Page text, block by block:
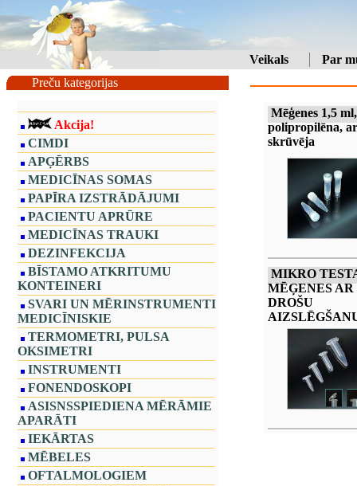
Veikals
Par
Preču kategorijas
Akcija!
CIMDI
APĢĒRBS
MEDICĪNAS SOMAS
PAPĪRA IZSTRĀDĀJUMI
PACIENTU APRŪRE
MEDICĪNAS TRAUKI
DEZINFEKCIJA
BĪSTAMO ATKRITUMU
KONTEINERI
SVARI UN MĒRINSTRUMENTI
MEDICĪNISKIE
TERMOMETRI, PULSA
OKSIMETRI
INSTRUMENTI
FONENDOSKOPI
ASISNSSPIEDIENA MĒRĀMIE
APARĀTI
IEKĀRTAS
MĒBELES
OFTALMOLOGIEM
Mēģenes 1,5
polipropilēna, ar
skrūvēja
MIKRO
MĒĢENES AR
DROŠU